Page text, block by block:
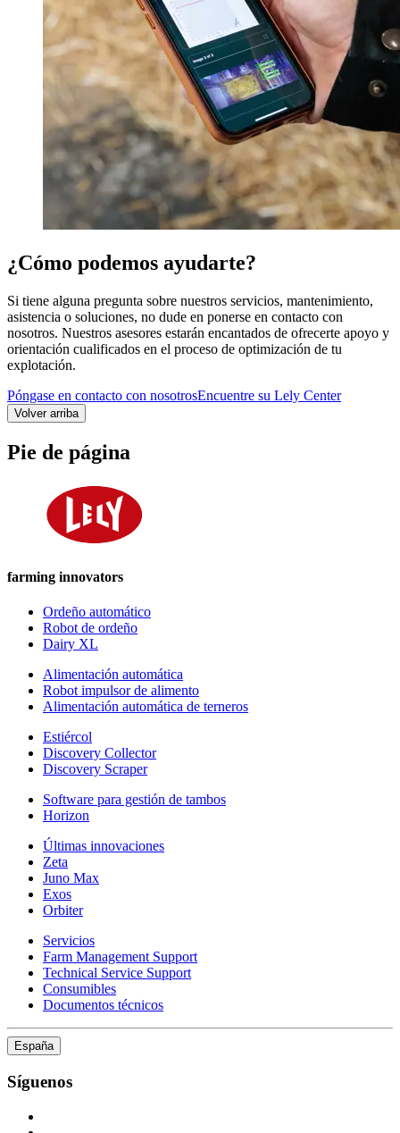
¿Cómo podemos ayudarte?
Si tiene alguna pregunta sobre nuestros servicios, mantenimiento,
asistencia o soluciones, no dude en ponerse en contacto con
nosotros. Nuestros asesores estarán encantados de ofrecerte apoyo y
orientación cualificados en el proceso de optimización de tu
explotación.
Póngase en contacto con nosotrosEncuentre su Lely Center
Volver arriba
Pie de página
farming innovators
Ordeño automático
Robot de ordeño
Dairy XL
Alimentación automática
Robot impulsor de alimento
Alimentación automática de terneros
Estiércol
Discovery Collector
Discovery Scraper
Software para gestión de tambos
Horizon
Últimas innovaciones
Zeta
Juno Max
Exos
Orbiter
Servicios
Farm Management Support
Technical Service Support
Consumibles
Documentos técnicos
España
Síguenos